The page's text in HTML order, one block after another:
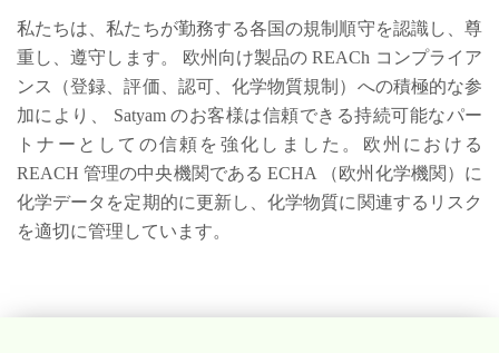
私たちは、私たちが勤務する各国の規制順守を認識し、尊
重し、遵守します。 欧州向け製品の REACh コンプライア
ンス（登録、評価、認可、化学物質規制）への積極的な参
加により、 Satyam のお客様は信頼できる持続可能なパー
トナーとしての信頼を強化しました。欧州における
REACH 管理の中央機関である ECHA （欧州化学機関）に
化学データを定期的に更新し、化学物質に関連するリスク
を適切に管理しています。